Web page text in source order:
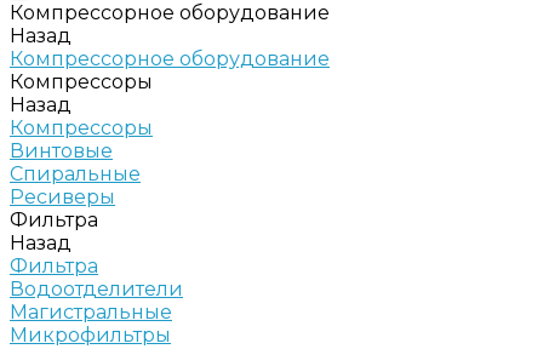
Компрессорное оборудование
Назад
Компрессорное оборудование
Компрессоры
Назад
Компрессоры
Винтовые
Спиральные
Ресиверы
Фильтра
Назад
Фильтра
Водоотделители
Магистральные
Микрофильтры